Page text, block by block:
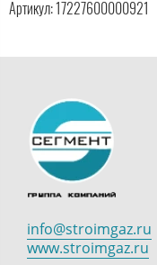
Артикул: 17227600000921
info@stroimgaz.ru
www.stroimgaz.ru